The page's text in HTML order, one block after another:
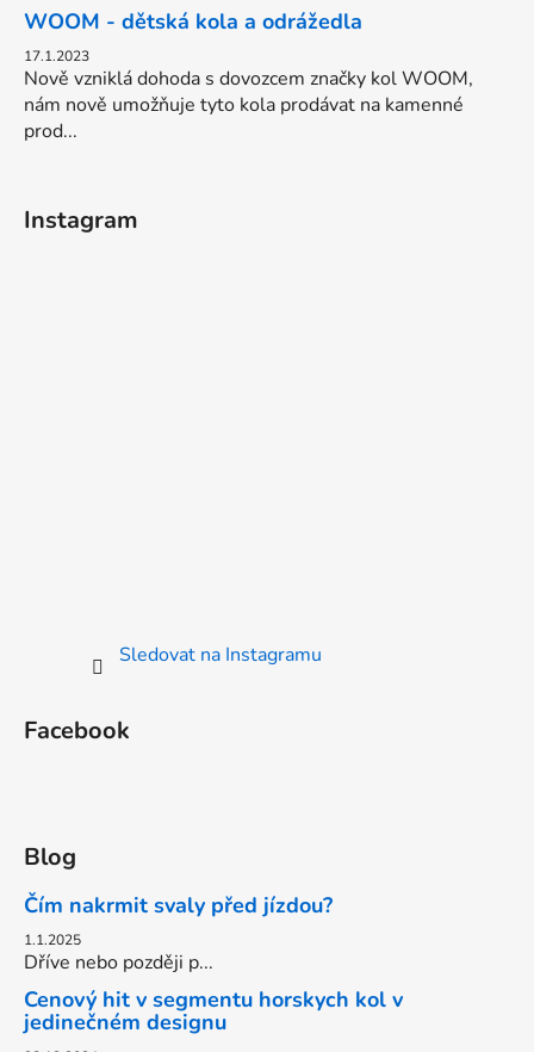
WOOM - dětská kola a odrážedla
17.1.2023
Nově vzniklá dohoda s dovozcem značky kol WOOM,
nám nově umožňuje tyto kola prodávat na kamenné
prod...
Instagram
Sledovat na Instagramu
Facebook
Blog
Čím nakrmit svaly před jízdou?
1.1.2025
Dříve nebo později p...
Cenový hit v segmentu horskych kol v
jedinečném designu